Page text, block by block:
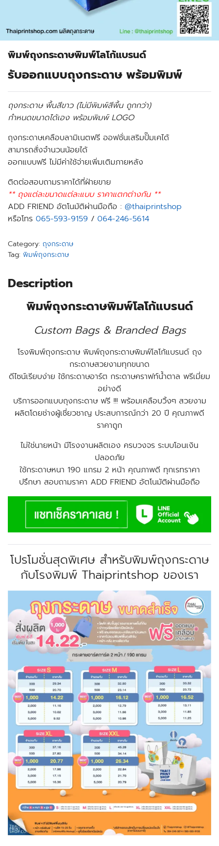
พิมพ์ถุงกระดาษพิมพ์โลโก้แบรนด์
รับออกแบบถุงกระดาษ พร้อมพิมพ์
ถุงกระดาษ พื้นสีขาว (ไม่มีพิมพ์สีพื้น ถูกกว่า)
กำหนดขนาดได้เอง พร้อมพิมพ์ LOGO
ถุงกระดาษเคลือบลามิเนตฟรี ออฟชั่นเสริมปั๊มเคได้
สามารถสั่งจำนวนน้อยได้
ออกแบบฟรี ไม่มีค่าใช้จ่ายเพิ่มเติมภายหลัง
ติดต่อสอบถามราคาได้ที่ฝ่ายขาย
** ถุงแต่ละขนาดแต่ละแบบ ราคาแตกต่างกัน **
ADD FRIEND อัตโนมัติผ่านมือถือ : @thaiprintshop
หรือโทร 065-593-9159 / 064-246-5614
Category: ถุงกระดาษ
Tag: พิมพ์ถุงกระดาษ
Description
พิมพ์ถุงกระดาษพิมพ์โลโก้แบรนด์
Custom Bags & Branded Bags
โรงพิมพ์ถุงกระดาษ พิมพ์ถุงกระดาษพิมพ์โลโก้แบรนด์ ถุง
กระดาษสวยงามทุกขนาด
ดีไซน์เรียบง่าย ใช้กระดาษอาร์ต กระดาษคราฟท์น้ำตาล พรีเมี่ยม
อย่างดี
บริการออกแบบถุงกระดาษ ฟรี !!! พร้อมเคลือบวิ้งๆ สวยงาม
ผลิตโดยช่างผู้เชี่ยวชาญ ประสบการณ์กว่า 20 ปี คุณภาพดี
ราคาถูก
ไม่ใช่นายหน้า มีโรงงานผลิตเอง ครบวงจร ระบบโอนเงิน
ปลอดภัย
ใช้กระดาษหนา 190 แกรม 2 หน้า คุณภาพดี ทุกเรทราคา
ปรึกษา สอบถามราคา ADD FRIEND อัตโนมัติผ่านมือถือ
โปรโมชั่นสุดพิเศษ สำหรับพิมพ์ถุงกระดาษ
กับโรงพิมพ์ Thaiprintshop ของเรา